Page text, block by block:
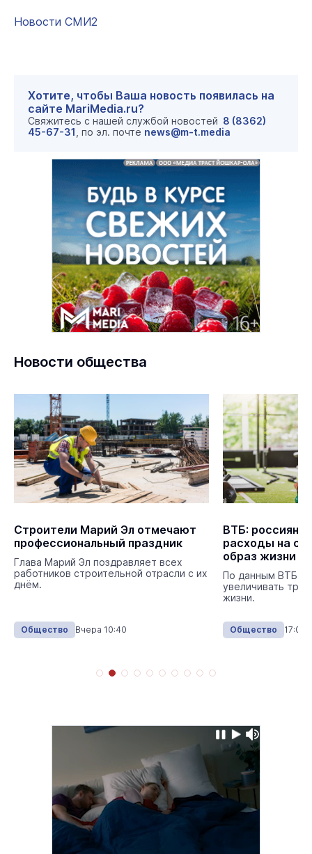
Новости СМИ2
Хотите, чтобы Ваша новость появилась на
сайте MariMedia.ru?
Свяжитесь с нашей службой новостей 8 (8362)
45-67-31 , по эл. почте news@m-t.media
Новости общества
Строители Марий Эл отмечают
профессиональный праздник
Глава Марий Эл поздравляет всех
работников строительной отрасли с их
днём.
Общество Вчера 10:40
ВТБ: россияне
расходы на
образ жизни
По данным ВТБ,
увеличивать
жизни.
Общество 17:00